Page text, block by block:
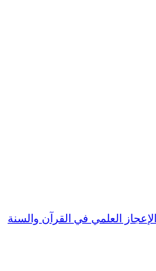
العلمي في القرآن والسنة